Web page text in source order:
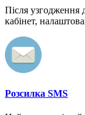
Після узгодження
кабінет,
Розсилка SMS